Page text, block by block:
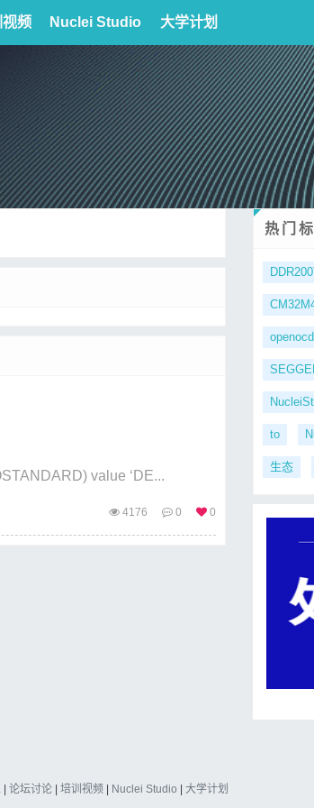
频 Nuclei Studio 大学计划
value ‘DE...
4176 0 0
热门
openocd
to
生态
论坛讨论 培训视频 Nuclei Studio 大学计划